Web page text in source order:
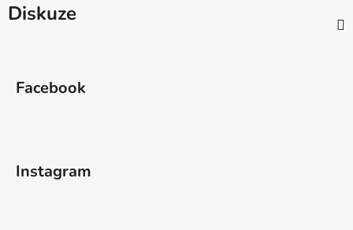
Diskuze
Facebook
Instagram